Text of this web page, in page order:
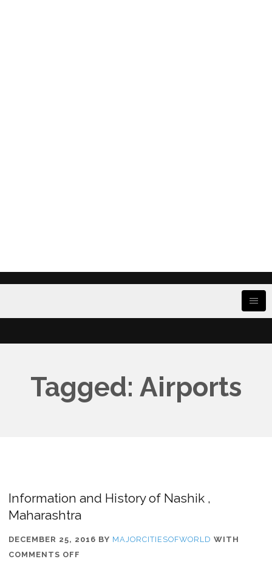
Tagged: Airports
Information and History of Nashik ,
Maharashtra
DECEMBER 25, 2016 BY MAJORCITIESOFWORLD WITH
COMMENTS OFF